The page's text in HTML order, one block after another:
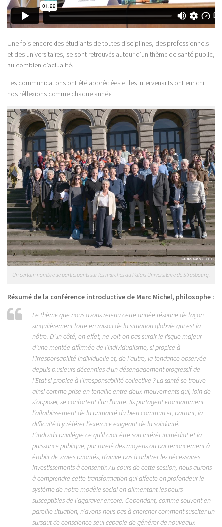
Une fois encore des étudiants de toutes disciplines, des professionnels
et des universitaires, se sont retrouvés autour d’un thème de santé public,
au combien d’actualité.
Les communications ont été appréciées et les intervenants ont enrichi
nos réflexions comme chaque année.
Un certain nombre de participants sur les marches du Palais Universitaire de Strasbourg.
Résumé de la conférence introductive de Marc Michel, philosophe :
Le thème que nous avons retenu cette année résonne de façon
singulièrement forte en raison de la situation globale qui est la
nôtre. D’un côté, en effet, ne voit-on pas surgir le risque majeur
d’une montée affirmée de l’individualisme, si propice à
l’irresponsabilité individuelle et, de l’autre, la tendance observée
depuis plusieurs décennies d’un désengagement progressif de
l’Etat si propice à l’irresponsabilité collective ? La santé se trouve
ainsi comme prise en tenaille entre deux mouvements qui, loin de
s’opposer, se confortent l’un l’autre. Ils partagent étonnamment
l’affaiblissement de la primauté du bien commun et, partant, la
difficulté à y référer l’exercice exigeant de la solidarité.
L’individu privilégie ce qu’il croit être son intérêt immédiat et la
puissance publique, par rareté des moyens ou par renoncement à
établir de vraies priorités, n’arrive pas à arbitrer les nécessaires
investissements à consentir. Au cours de cette session, nous aurons
à comprendre cette transformation qui affecte en profondeur le
système de notre modèle social en alimentant les peurs
susceptibles de l’aggraver encore. Cependant, comme souvent en
pareille situation, n’avons-nous pas à chercher comment susciter un
sursaut de conscience seul capable de générer de nouveaux